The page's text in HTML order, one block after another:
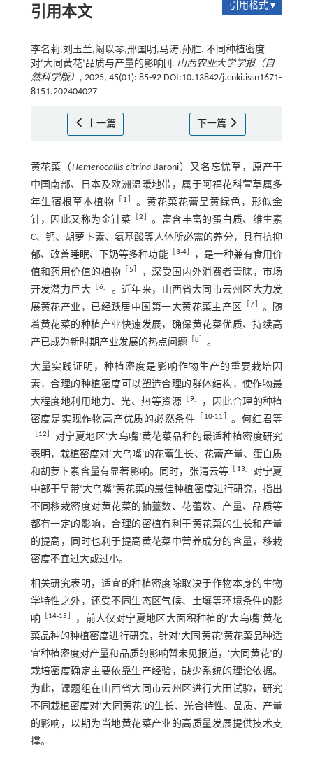
引用本文 引用格式 ▾
李名莉,刘玉兰,阚以琴,邢国明,马涛,孙胜. 不同种植密度
对‘大同黄花’品质与产量的影响[J]. 山西农业大学学报（自
然科学版） , 2025, 45(01): 85-92 DOI:10.13842/j.cnki.issn1671-
8151.202404027
上一篇 下一篇
黄花菜（Hemerocallis citrinaBaroni）又名忘忧草，原产于
中国南部、日本及欧洲温暖地带，属于阿福花科萱草属多
年生宿根草本植物
1
。黄花菜花蕾呈黄绿色，形似金
针，因此又称为金针菜 ［2
。富含丰富的蛋白质、维生素
C、钙、胡萝卜素、氨基酸等人体所必需的养分，具有抗抑
郁、改善睡眠、下奶等多种功能［ 3-4］
，是一种兼有食用价
值和药用价值的植物
5
，深受国内外消费者青睐，市场
开发潜力巨大
6］ 。近年来，山西省大同市云州区大力发
展黄花产业，已经跃居中国第一大黄花菜主产区 ［7
。随
着黄花菜的种植产业快速发展，确保黄花菜优质、持续高
产已成为新时期产业发展的热点问题［ 8 。
大量实践证明，种植密度是影响作物生产的重要栽培因
素，合理的种植密度可以塑造合理的群体结构，使作物最
大程度地利用地力、光、热等资源
9］
，因此合理的种植
密度是实现作物高产优质的必然条件
10-11 。何红君等
12
对宁夏地区‘大乌嘴’黄花菜品种的最适种植密度研究
表明，栽植密度对‘大乌嘴’的花蕾生长、花蕾产量、蛋白质
和胡萝卜素含量有显著影响。同时，张清云等
13
对宁夏
中部干旱带‘大乌嘴’黄花菜的最佳种植密度进行研究，指出
不同移栽密度对黄花菜的抽薹数、花蕾数、产量、品质等
都有一定的影响，合理的密植有利于黄花菜的生长和产量
的提高，同时也利于提高黄花菜中营养成分的含量，移栽
密度不宜过大或过小。
相关研究表明，适宜的种植密度除取决于作物本身的生物
学特性之外，还受不同生态区气候、土壤等环境条件的影
响
14-15
，前人仅对宁夏地区大面积种植的‘大乌嘴’黄花
菜品种的种植密度进行研究，针对‘大同黄花’黄花菜品种适
宜种植密度对产量和品质的影响暂未见报道，‘大同黄花’的
栽培密度确定主要依靠生产经验，缺少系统的理论依据。
为此，课题组在山西省大同市云州区进行大田试验，研究
不同栽植密度对‘大同黄花’的生长、光合特性、品质、产量
的影响，以期为当地黄花菜产业的高质量发展提供技术支
撑。